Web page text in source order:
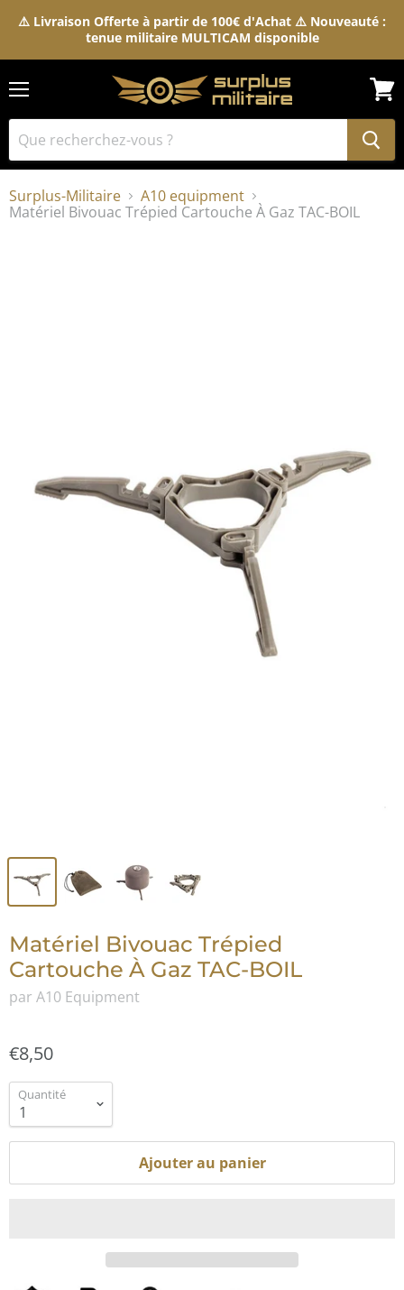
⚠️ Livraison Offerte à partir de 100€ d'Achat ⚠️ Nouveauté :
tenue militaire MULTICAM disponible
le
Surplus-Militaire
A10 equipment
Matériel Bivouac Trépied Cartouche À Gaz TAC-BOIL
Matériel Bivouac Trépied
Cartouche À Gaz TAC-BOIL
par A10 Equipment
€8,50
Quantité
Ajouter au panier